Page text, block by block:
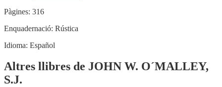
Pàgines: 316
Enquadernació: Rústica
Idioma: Español
Altres llibres de JOHN W. O´MALLEY,
S.J.